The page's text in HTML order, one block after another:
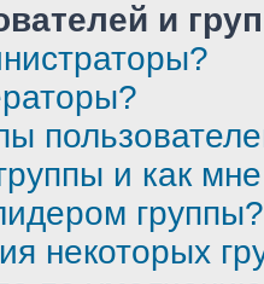
и
и как
группы?
некоторых